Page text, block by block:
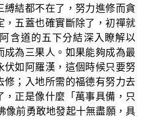
縛結都不在了，努力進修而貪
，五蓋也確實斷除了，初禪就
含道的五下分結深入瞭解以
成為三果人。如果能夠成為最
伏如阿羅漢，這個時候只要努
修；入地所需的福德有努力去
正是像什麼「萬事具備，只
像前勇敢地發起十無盡願，具